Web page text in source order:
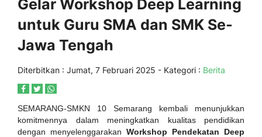
Gelar Workshop Deep Learning
untuk Guru SMA dan SMK Se-
Jawa Tengah
Diterbitkan : Jumat, 7 Februari 2025 - Kategori : Berita
SEMARANG-SMKN 10 Semarang kembali menunjukkan
komitmennya dalam meningkatkan kualitas pendidikan
dengan menyelenggarakan Workshop Pendekatan Deep